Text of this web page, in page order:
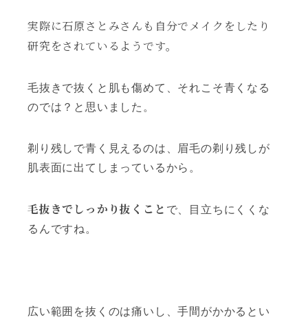
実際に石原さとみさんも自分でメイクをしたり
研究をされているようです。
毛抜きで抜くと肌も傷めて、それこそ青くなる
のでは？と思いました。
剃り残しで青く見えるのは、眉毛の剃り残しが
肌表面に出てしまっているから。
毛抜きでしっかり抜くこと で、目立ちにくくな
るんですね。
広い範囲を抜くのは痛いし、手間がかかるとい